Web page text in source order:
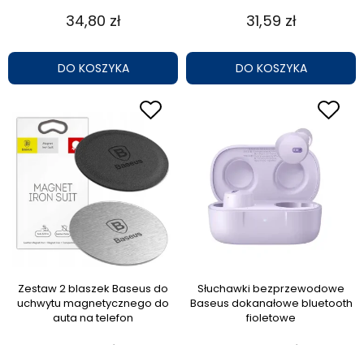
34,80 zł
DO KOSZYKA
31,59 zł
DO KOSZYKA
Zestaw 2 blaszek Baseus do
uchwytu magnetycznego do
auta na telefon
Słuchawki bezprzewodowe
Baseus dokanałowe bluetooth
fioletowe